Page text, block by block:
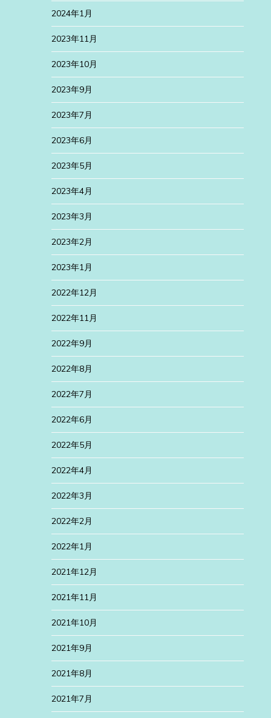
2024年1月
2023年11月
2023年10月
2023年9月
2023年7月
2023年6月
2023年5月
2023年4月
2023年3月
2023年2月
2023年1月
2022年12月
2022年11月
2022年9月
2022年8月
2022年7月
2022年6月
2022年5月
2022年4月
2022年3月
2022年2月
2022年1月
2021年12月
2021年11月
2021年10月
2021年9月
2021年8月
2021年7月